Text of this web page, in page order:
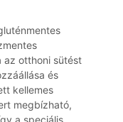
az otthoni sütést
és
kellemes
megbízható,
a speciális